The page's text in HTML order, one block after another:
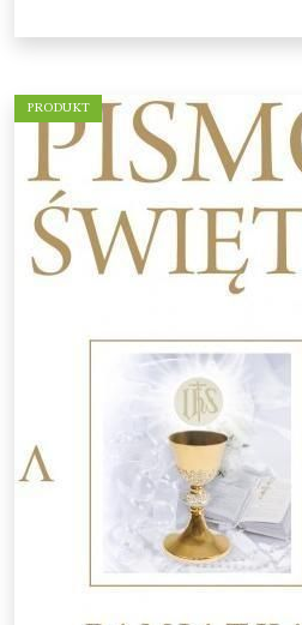
PRODUKT